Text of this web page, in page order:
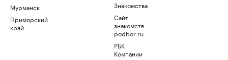
Мурманск
Приморский
край
Знакомства
Сайт
знакомств
podbor.ru
РБК
Компании